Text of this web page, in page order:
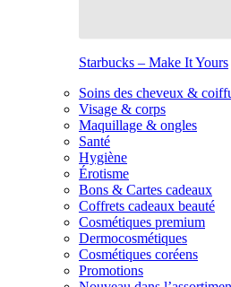
Starbucks – Make It Yours
Soins des cheveux &
Visage & corps
Maquillage & ongles
Santé
Hygiène
Érotisme
Bons & Cartes cadeaux
Coffrets cadeaux beauté
Cosmétiques premium
Dermocosmétiques
Cosmétiques coréens
Promotions